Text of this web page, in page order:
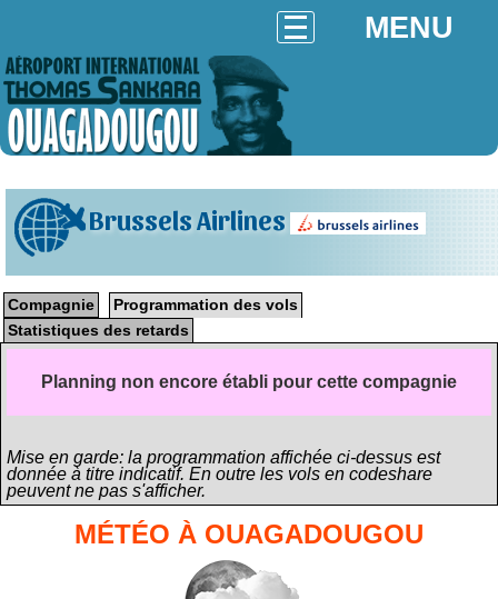
MENU
Brussels Airlines
Compagnie
Programmation des vols
Statistiques des retards
Planning non encore établi pour cette compagnie
Mise en garde: la programmation affichée ci-dessus est
donnée à titre indicatif. En outre les vols en codeshare
peuvent ne pas s'afficher.
MÉTÉO À OUAGADOUGOU